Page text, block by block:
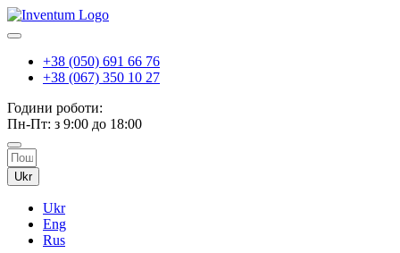
+38 (050) 691 66 76
+38 (067) 350 10 27
Години роботи:
Пн-Пт: з 9:00 до 18:00
Ukr
Ukr
Eng
Rus